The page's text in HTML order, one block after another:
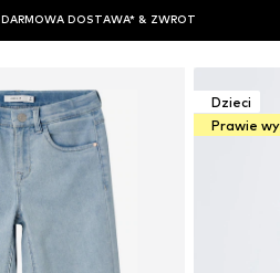
DARMOWA DOSTAWA* & ZWROT
Dzieci
Prawie